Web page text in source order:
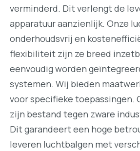
verminderd. Dit verlengt de
apparatuur aanzienlijk. Onze
onderhoudsvrij en
flexibiliteit zijn ze breed
eenvoudig worden
systemen. Wij bieden
voor specifieke toepassingen.
zijn bestand tegen zware
Dit garandeert een hoge
leveren luchtbalgen met